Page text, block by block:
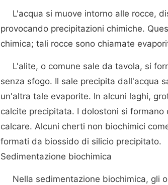
L'acqua si muove intorno alle rocce,
provocando precipitazioni chimiche.
chimica; tali rocce sono chiamate
L'alite, o comune sale da tavola, si
senza sfogo. Il sale precipita dall'acqua
un'altra tale evaporite. In alcuni laghi,
calcite precipitata. I dolostoni si
calcare. Alcuni cherti non biochimici
formati da biossido di silicio precipitato.
Sedimentazione biochimica
Nella sedimentazione biochimica, gli